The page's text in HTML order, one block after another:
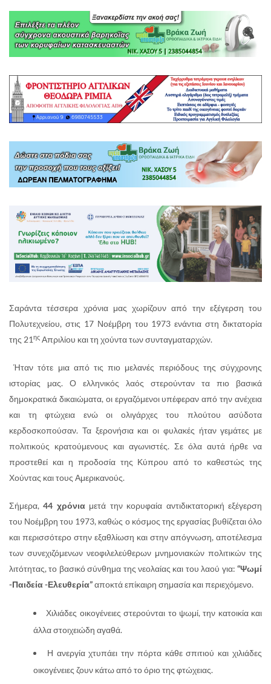
Σαράντα τέσσερα χρόνια μας χωρίζουν από την εξέγερση του
Πολυτεχνείου, στις 17 Νοέμβρη του 1973 ενάντια στη δικτατορία
της 21ης Απριλίου και τη χούντα των συνταγματαρχών.
Ήταν τότε μια από τις πιο μελανές περιόδους της σύγχρονης
ιστορίας μας. Ο ελληνικός λαός στερούνταν τα πιο βασικά
δημοκρατικά δικαιώματα, οι εργαζόμενοι υπέφεραν από την ανέχεια
και τη φτώχεια ενώ οι ολιγάρχες του πλούτου ασύδοτα
κερδοσκοπούσαν. Τα ξερονήσια και οι φυλακές ήταν γεμάτες με
πολιτικούς κρατούμενους και αγωνιστές. Σε όλα αυτά ήρθε να
προστεθεί και η προδοσία της Κύπρου από το καθεστώς της
Χούντας και τους Αμερικανούς.
Σήμερα,44 χρόνιαμετά την κορυφαία αντιδικτατορική εξέγερση
του Νοέμβρη του 1973, καθώς ο κόσμος της εργασίας βυθίζεται όλο
και περισσότερο στην εξαθλίωση και στην απόγνωση, αποτέλεσμα
των συνεχιζόμενων νεοφιλελεύθερων μνημονιακών πολιτικών της
λιτότητας, το βασικό σύνθημα της νεολαίας και του λαού για: “Ψωμί
-Παιδεία -Ελευθερία”αποκτά επίκαιρη σημασία και περιεχόμενο.
Χιλιάδες οικογένειες στερούνται το ψωμί, την κατοικία και
άλλα στοιχειώδη αγαθά.
Η ανεργία χτυπάει την πόρτα κάθε σπιτιού και χιλιάδες
οικογένειες ζουν κάτω από το όριο της φτώχειας.